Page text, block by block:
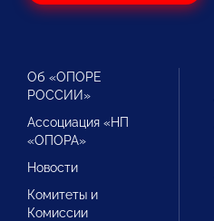
Об «ОПОРЕ
РОССИИ»
Ассоциация «НП
«ОПОРА»
Новости
Комитеты и
Комиссии